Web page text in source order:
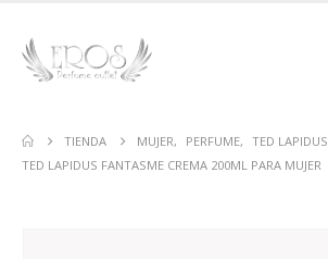
TIENDA MUJER, PERFUME,
TED LAPIDUS
TED LAPIDUS FANTASME CREMA 200ML PARA MUJER